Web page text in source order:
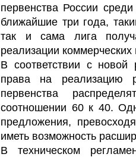
первенства России
ближайшие три года,
так и сама лига
реализации коммерческих
В соответствии с новой
права на реализацию
первенства
соотношении 60 к 40.
предложения,
иметь возможность
В техническом